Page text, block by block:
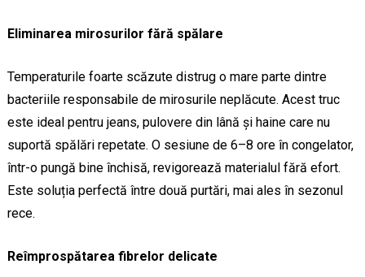
Eliminarea mirosurilor fără spălare
Temperaturile foarte scăzute distrug o mare parte dintre
bacteriile responsabile de mirosurile neplăcute. Acest truc
este ideal pentru jeans, pulovere din lână și haine care nu
suportă spălări repetate. O sesiune de 6–8 ore în congelator,
într-o pungă bine închisă, revigorează materialul fără efort.
Este soluția perfectă între două purtări, mai ales în sezonul
rece.
Reîmprospătarea fibrelor delicate